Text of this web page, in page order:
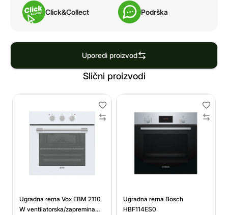
Click&Collect Podrška
Uporedi proizvod
Slični proizvodi
Ugradna rerna Vox EBM 2110
W ventilatorska/zapremina
Ugradna rerna Bosch
HBF114ES0